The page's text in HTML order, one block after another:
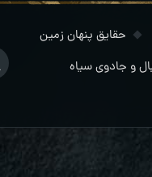
حقایق پنهان زمین
و جادوی سیاه